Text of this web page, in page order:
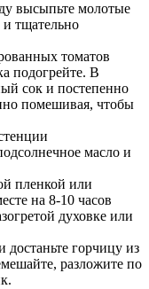
высыпьте молотые
и тщательно
томатов
подогрейте. В
сок и постепенно
помешивая, чтобы
масло и
пленкой или
на 8-10 часов
духовке или
горчицу из
разложите по